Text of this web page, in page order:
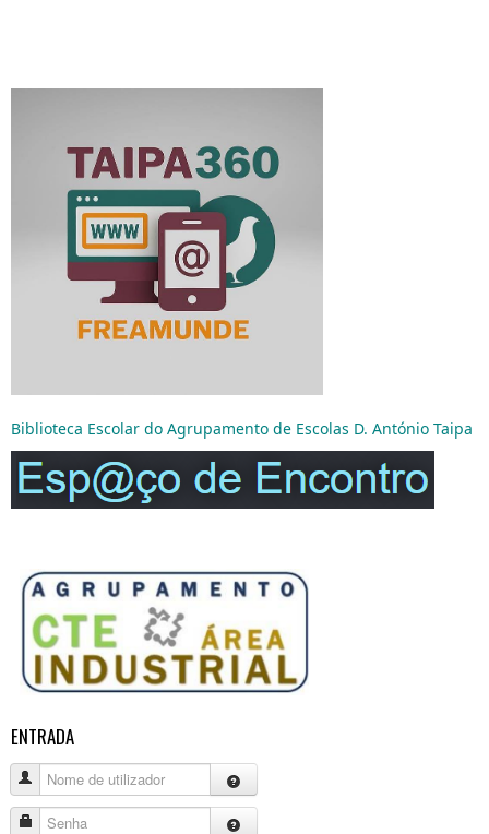
Biblioteca Escolar do Agrupamento de Escolas D. António Taipa
ENTRADA
Nome de utilizador
Senha